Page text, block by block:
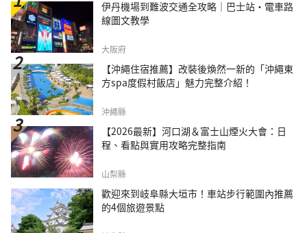
伊丹機場到難波交通全攻略｜巴士站・電車路
線圖文教學
大阪府
【沖繩住宿推薦】改裝後煥然一新的「沖繩東
方spa度假村飯店」魅力完整介紹！
沖繩縣
【2026最新】河口湖＆富士山煙火大會：日
程、看點與實用攻略完整指南
山梨縣
歡迎來到岐阜縣大垣市！車站步行範圍內推薦
的4個旅遊景點